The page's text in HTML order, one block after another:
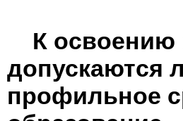
К освоению
допускаются
профильное